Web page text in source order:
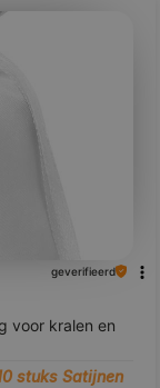
geverifieerd
voor kralen en
stuks Satijnen